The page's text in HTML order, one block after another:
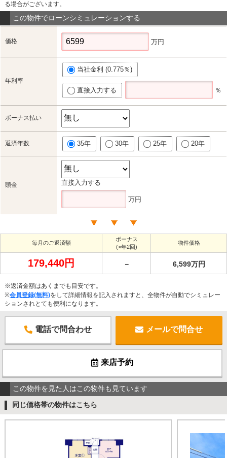
る場合がございます。
この物件でローンシミュレーションする
価格 万円
年利率
当社金利 (0.775％)
直接入力する ％
ボーナス払い
返済年数 35年 30年 25年 20年
頭金 直接入力する
万円
毎月のご返済額
ボーナス
(×年2回)
物件価格
179,440円 － 6,599万円
※返済金額はあくまでも目安です。
※会員登録(無料)をして詳細情報を記入されますと、全物件が自動でシミュレー
ションされとても便利になります。
電話で問合わせ メールで問合せ
来店予約
この物件を見た人はこの物件も見ています
同じ価格帯の物件はこちら